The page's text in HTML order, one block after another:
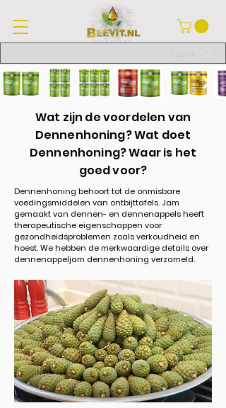
Wat zijn de voordelen van
Dennenhoning? Wat doet
Dennenhoning? Waar is het
goed voor?
Dennenhoning behoort tot de onmisbare
voedingsmiddelen van ontbijttafels. Jam
gemaakt van dennen- en dennenappels heeft
therapeutische eigenschappen voor
gezondheidsproblemen zoals verkoudheid en
hoest. We hebben de merkwaardige details over
dennenappeljam dennenhoning verzameld.